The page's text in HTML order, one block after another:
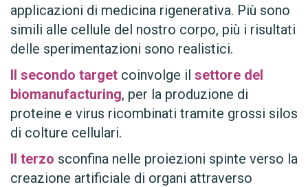
applicazioni di medicina rigenerativa. Più sono
simili alle cellule del nostro corpo, più i risultati
delle sperimentazioni sono realistici.
Il secondo target coinvolge il settore del
biomanufacturing, per la produzione di
proteine e virus ricombinati tramite grossi silos
di colture cellulari.
Il terzo sconfina nelle proiezioni spinte verso la
creazione artificiale di organi attraverso